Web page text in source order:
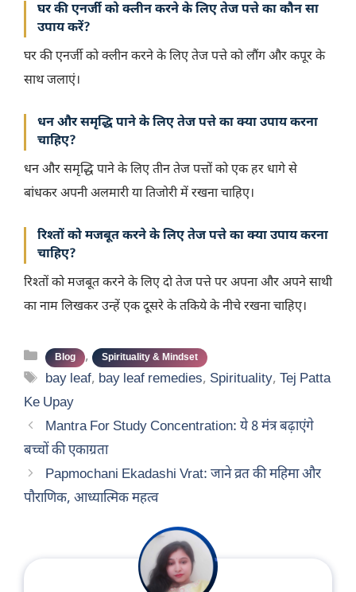
घर की एनर्जी को क्लीन करने के लिए तेज पत्ते का कौन सा
उपाय करें?
घर की एनर्जी को क्लीन करने के लिए तेज पत्ते को लौंग और कपूर के
साथ जलाएं।
धन और समृद्धि पाने के लिए तेज पत्ते का क्या उपाय करना
चाहिए?
धन और समृद्धि पाने के लिए तीन तेज पत्तों को एक हर धागे से
बांधकर अपनी अलमारी या तिजोरी में रखना चाहिए।
रिश्तों को मजबूत करने के लिए तेज पत्ते का क्या उपाय करना
चाहिए?
रिश्तों को मजबूत करने के लिए दो तेज पत्ते पर अपना और अपने साथी
का नाम लिखकर उन्हें एक दूसरे के तकिये के नीचे रखना चाहिए।
Categories
Blog , Spirituality & Mindset
Tags
bay leaf, bay leaf remedies, Spirituality,Tej Patta
Ke Upay
Mantra For Study Concentration: ये 8 मंत्र बढ़ाएंगे
बच्चों की एकाग्रता
Papmochani Ekadashi Vrat: जाने व्रत की महिमा और
पौराणिक, आध्यात्मिक महत्व